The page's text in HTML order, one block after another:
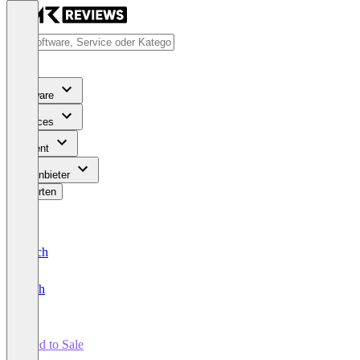
Software
Services
Content
Für Anbieter
Bewerten
Deutsch
English
Seed to Sale